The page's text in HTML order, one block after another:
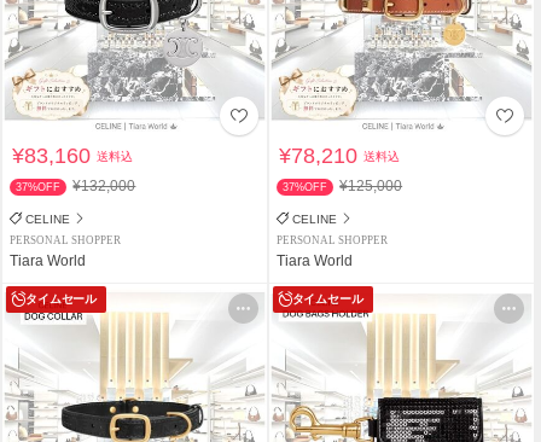
¥83,160送料込
37%OFF ¥132,000
CELINE
PERSONAL SHOPPER
Tiara World
¥78,210送料込
37%OFF ¥125,000
CELINE
PERSONAL SHOPPER
Tiara World
タイムセール タイムセール